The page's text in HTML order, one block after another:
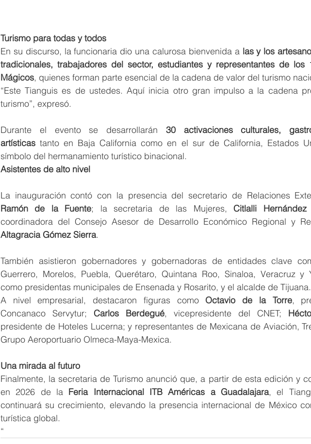
Turismo para todas y todos
En su discurso, la funcionaria dio una calurosa bienvenida a las y los
tradicionales, trabajadores del sector, estudiantes y representantes de los
Mágicos, quienes forman parte esencial de la cadena de valor del turismo
“Este Tianguis es de ustedes. Aquí inicia otro gran impulso a la cadena
turismo”, expresó.
Durante el evento se desarrollarán 30 activaciones culturales,
artísticas tanto en Baja California como en el sur de California, Estados
símbolo del hermanamiento turístico binacional.
Asistentes de alto nivel
La inauguración contó con la presencia del secretario de Relaciones
Ramón de la Fuente; la secretaria de las Mujeres, Citlalli Hernández
Altagracia Gómez Sierra.
También asistieron gobernadores y gobernadoras de entidades clave
Guerrero, Morelos, Puebla, Querétaro, Quintana Roo, Sinaloa, Veracruz y
como presidentas municipales de Ensenada y Rosarito, y el alcalde de Tijuana.
A nivel empresarial, destacaron figuras como Octavio de la Torre,
Concanaco Servytur; Carlos Berdegué, vicepresidente del CNET;
presidente de Hoteles Lucerna; y representantes de Mexicana de Aviación,
Grupo Aeroportuario Olmeca-Maya-Mexica.
Una mirada al futuro
Finalmente, la secretaria de Turismo anunció que, a partir de esta edición y
en 2026 de la Feria Internacional ITB Américas a Guadalajara, el
continuará su crecimiento, elevando la presencia internacional de México
turística global.
“